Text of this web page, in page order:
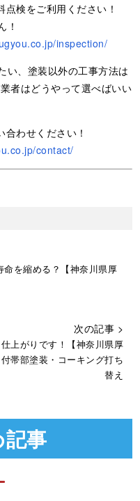
検をご利用ください！
！
inspection/
、塗装以外の工事方法は
はどうやって選べばいい
わせください！
contact/
てきたら塗り替えのサイン！【
を縮める？【神奈川県厚
次の記事 >
上がりです！【神奈川県厚
帯部塗装・コーキング打ち
替え
事